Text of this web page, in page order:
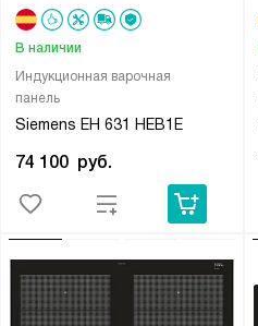
Индукционная варочная
панель
Siemens EH 631 HEB1E
В наличии
74 100 руб.